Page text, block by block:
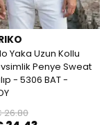
Yaka Uzun Kollu
Penye Sweat
- 5306 BAT -
26.80